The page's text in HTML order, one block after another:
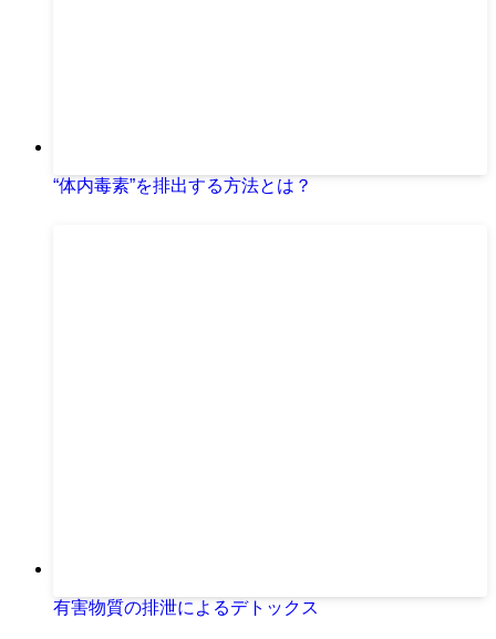
“体内毒素”を排出する方法とは？
有害物質の排泄によるデトックス